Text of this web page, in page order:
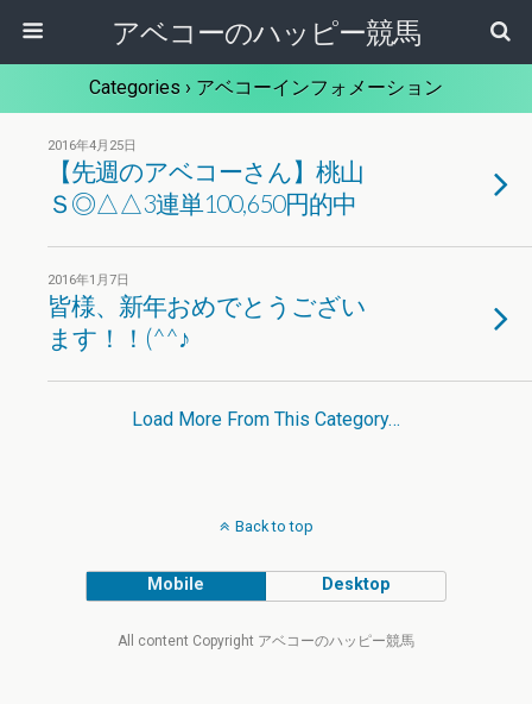
アベコーのハッピー競馬
Categories › アベコーインフォメーション
2016年4月25日
【先週のアベコーさん】桃山
Ｓ◎△△3連単100,650円的中
2016年1月7日
皆様、新年おめでとうござい
ます！！(^^♪
Load More From This Category…
Back to top
Mobile Desktop
All content Copyright アベコーのハッピー競馬